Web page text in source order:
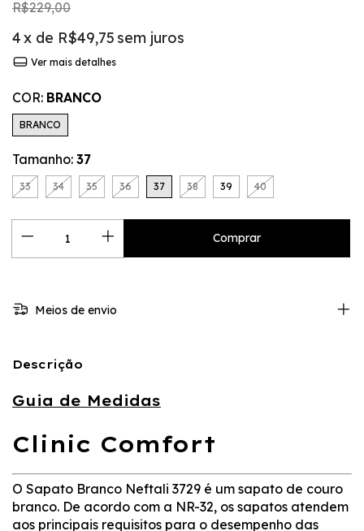
R$229,00
4x de R$49,75 sem juros
Ver mais detalhes
COR: BRANCO
BRANCO
Tamanho: 37
33 34 35 36 37 38 39 40
Meios de envio
Descrição
Guia de Medidas
Clinic Comfort
O Sapato Branco Neftali 3729 é um sapato de couro
branco. De acordo com a NR-32, os sapatos atendem
aos principais requisitos para o desempenho das